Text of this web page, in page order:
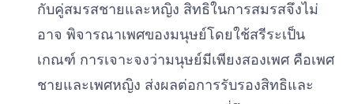
กับคู่สมรสชายและหญิง สิทธิในการสมรสจึงไม่
อาจ พิจารณาเพศของมนุษย์โดยใช้สรีระเป็น
เกณฑ์ การเจาะจงว่ามนุษย์มีเพียงสองเพศ คือเพศ
ชายและเพศหญิง ส่งผลต่อการรับรองสิทธิและ